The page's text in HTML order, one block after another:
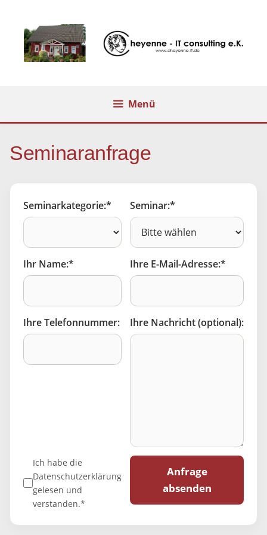
springen
Menü
Seminaranfrage
Seminarkategorie:* Seminar:*
Ihr Name:* Ihre E-Mail-Adresse:*
Ihre Telefonnummer: Ihre Nachricht (optional):
Ich habe die
Datenschutzerklärung
gelesen und
verstanden.*
Anfrage
absenden